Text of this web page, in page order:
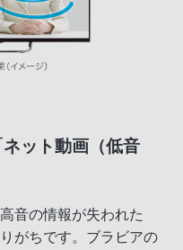
ット動画（低音
音の情報が失われた
がちです。ブラビアの